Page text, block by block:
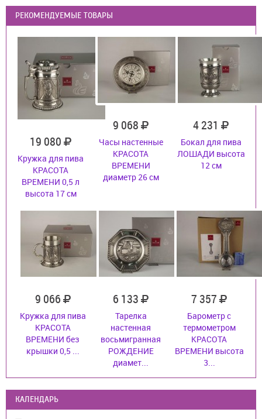
РЕКОМЕНДУЕМЫЕ ТОВАРЫ
19 080
Кружка для пива
КРАСОТА
ВРЕМЕНИ 0,5 л
высота 17 см
9 068
Часы настенные
КРАСОТА
ВРЕМЕНИ
диаметр 26 см
4 231
Бокал для пива
ЛОШАДИ высота
12 см
9 066
Кружка для пива
КРАСОТА
ВРЕМЕНИ без
крышки 0,5 ...
6 133
Тарелка
настенная
восьмигранная
РОЖДЕНИЕ
диамет...
7 357
Барометр с
термометром
КРАСОТА
ВРЕМЕНИ высота
3...
КАЛЕНДАРЬ